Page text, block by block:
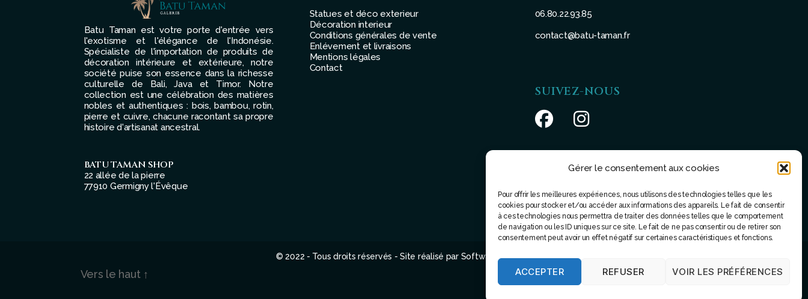
Gérer le consentement aux cookies
Pour offrir les meilleures expériences, nous utilisons des technologies telles que les
cookies pour stocker et/ou accéder aux informations des appareils. Le fait de consentir
à ces technologies nous permettra de traiter des données telles que le comportement
de navigation ou les ID uniques sur ce site. Le fait de ne pas consentir ou de retirer son
consentement peut avoir un effet négatif sur certaines caractéristiques et fonctions.
ACCEPTER REFUSER VOIR LES PRÉFÉRENCES
Batu Taman est votre porte d'entrée vers
l'exotisme et l'élégance de l'Indonésie.
Spécialiste de l'importation de produits de
décoration intérieure et extérieure, notre
société puise son essence dans la richesse
culturelle de Bali, Java et Timor. Notre
collection est une célébration des matières
nobles et authentiques : bois, bambou, rotin,
pierre et cuivre, chacune racontant sa propre
histoire d'artisanat ancestral.
BATU TAMAN SHOP
22 allée de la pierre
77910 Germigny l'Évêque
Statues et déco exterieur
Décoration interieur
Conditions générales de vente
Enlévement et livraisons
Mentions légales
Contact
06.80.22.93.85
contact@batu-taman.fr
SUIVEZ-NOUS
© 2022 - Tous droits réservés - Site réalisé par Software attitude
Vers le haut ↑